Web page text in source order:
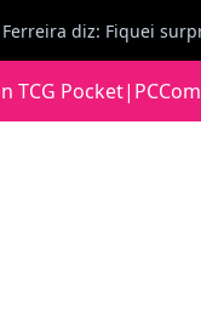
Estou seriamente
TCG Pocket|